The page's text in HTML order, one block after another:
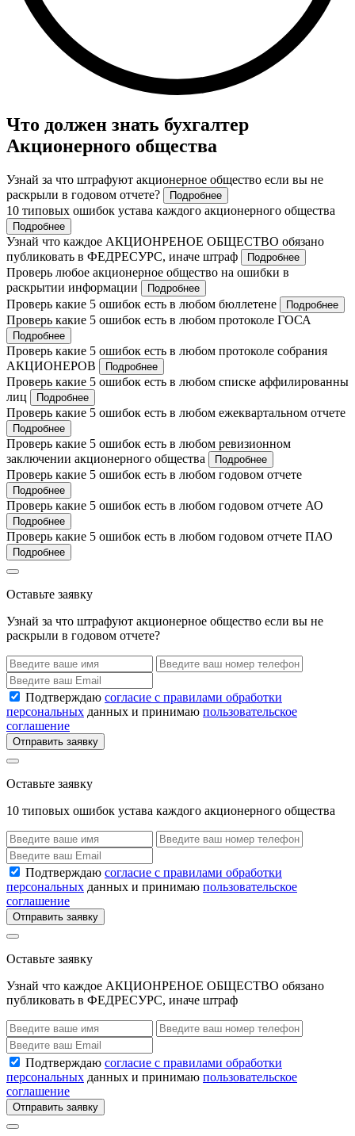
Что должен знать бухгалтер
Акционерного общества
Узнай за что штрафуют акционерное общество если вы не
раскрыли в годовом отчете?
Подробнее
10 типовых ошибок устава каждого акционерного общества
Подробнее
Узнай что каждое АКЦИОНРЕНОЕ ОБЩЕСТВО обязано
публиковать в ФЕДРЕСУРС, иначе штраф
Подробнее
Проверь любое акционерное общество на ошибки в
раскрытии информации
Подробнее
Проверь какие 5 ошибок есть в любом бюллетене Подробнее
Проверь какие 5 ошибок есть в любом протоколе ГОСА
Подробнее
Проверь какие 5 ошибок есть в любом протоколе собрания
АКЦИОНЕРОВ
Подробнее
Проверь какие 5 ошибок есть в любом списке аффилированны
лиц
Подробнее
Проверь какие 5 ошибок есть в любом ежеквартальном отчете
Подробнее
Проверь какие 5 ошибок есть в любом ревизионном
заключении акционерного общества
Подробнее
Проверь какие 5 ошибок есть в любом годовом отчете
Подробнее
Проверь какие 5 ошибок есть в любом годовом отчете АО
Подробнее
Проверь какие 5 ошибок есть в любом годовом отчете ПАО
Подробнее
Оставьте заявку
Узнай за что штрафуют акционерное общество если вы не
раскрыли в годовом отчете?
Подтверждаю согласие с правилами обработки
персональных данных и принимаю пользовательское
соглашение
Отправить заявку
Оставьте заявку
10 типовых ошибок устава каждого акционерного общества
Подтверждаю согласие с правилами обработки
персональных данных и принимаю пользовательское
соглашение
Отправить заявку
Оставьте заявку
Узнай что каждое АКЦИОНРЕНОЕ ОБЩЕСТВО обязано
публиковать в ФЕДРЕСУРС, иначе штраф
Подтверждаю согласие с правилами обработки
персональных данных и принимаю пользовательское
соглашение
Отправить заявку